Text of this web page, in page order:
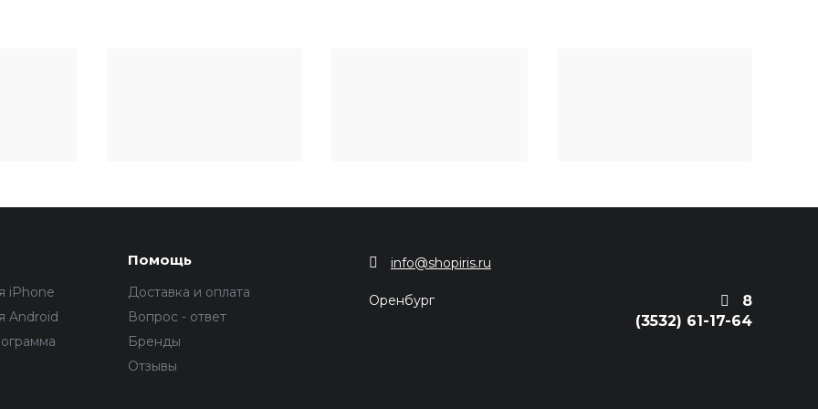
iPhone
Android
Помощь
Доставка и оплата
Вопрос - ответ
Бренды
Отзывы
info@shopiris.ru
Оренбург
8
(3532) 61-17-64